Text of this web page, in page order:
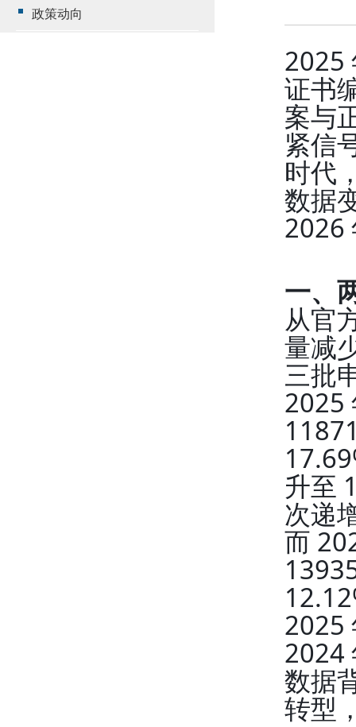
政策动向
2025
证书
案与
紧信
时代
数据
2026
一、
从官
量减
三批
2025
升至
次递
而
2025
2024
数据
转型